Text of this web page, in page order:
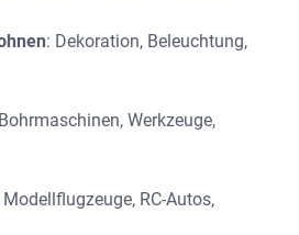
: Dekoration, Beleuchtung,
Werkzeuge,
Modellflugzeuge, RC-Autos,